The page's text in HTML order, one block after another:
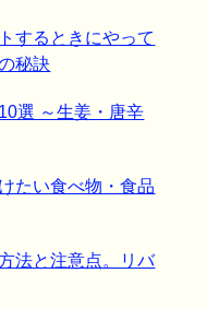
するときにやって
秘訣
選 ～生姜・唐辛
たい食べ物・食品
法と注意点。リバ